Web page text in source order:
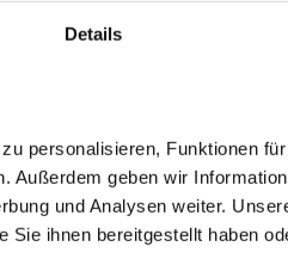
Details
personalisieren, Funktionen
Außerdem geben wir
und Analysen weiter.
ihnen bereitgestellt haben